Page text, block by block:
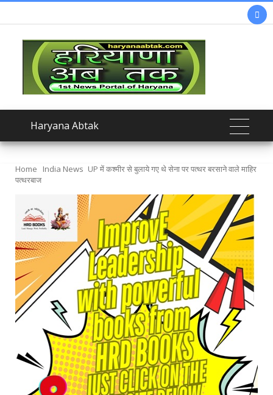

Haryana Abtak
Home India News UP में कश्मीर से बुलाये गए थे सेना पर पत्थर बरसाने वाले माहिर
पत्थरबाज